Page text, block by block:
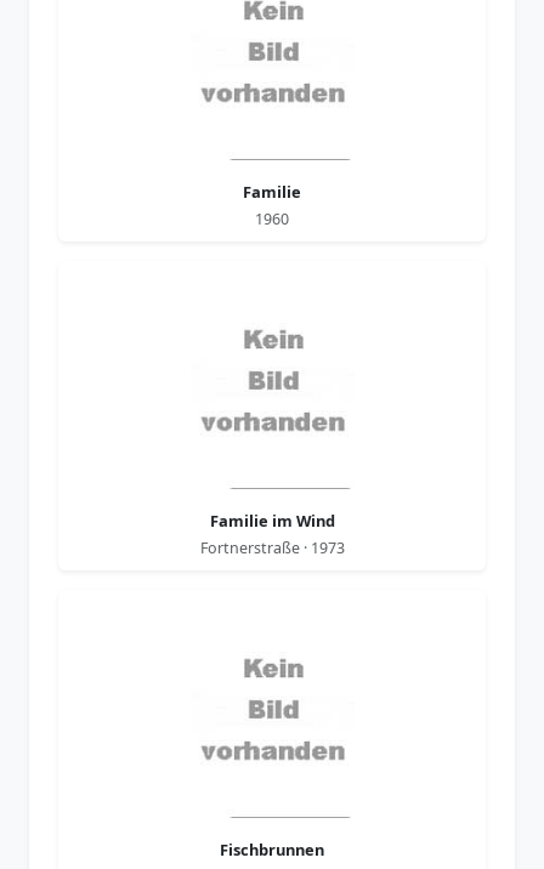
Familie
1960
Familie im Wind
Fortnerstraße · 1973
Fischbrunnen